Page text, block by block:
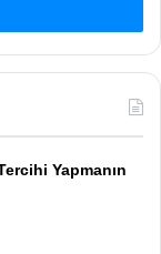
Yapmanın